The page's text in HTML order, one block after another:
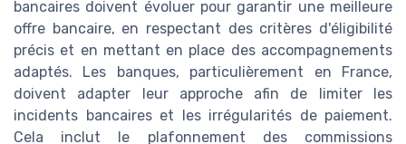
bancaires doivent évoluer pour garantir une meilleure
offre bancaire, en respectant des critères d'éligibilité
précis et en mettant en place des accompagnements
adaptés. Les banques, particulièrement en France,
doivent adapter leur approche afin de limiter les
incidents bancaires et les irrégularités de paiement.
Cela inclut le plafonnement des commissions